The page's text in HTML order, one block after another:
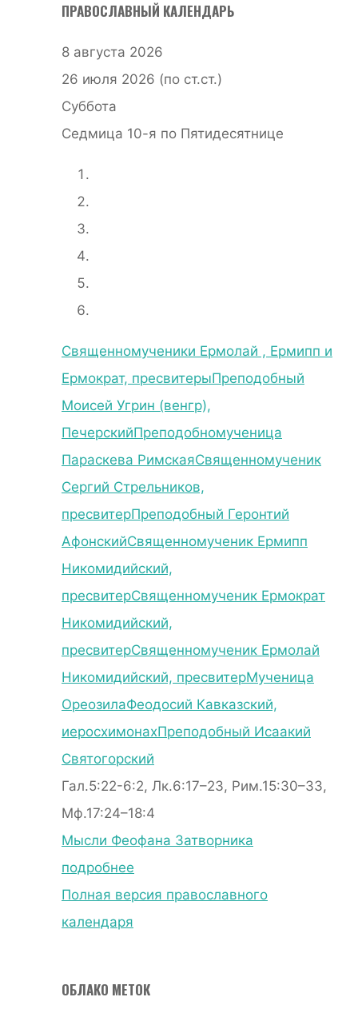
ПРАВОСЛАВНЫЙ КАЛЕНДАРЬ
8 августа 2026
26 июля 2026 (по ст.ст.)
Суббота
Седмица 10-я по Пятидесятнице
Священномученики Ермолай , Ермипп и
Ермократ, пресвитерыПреподобный
Моисей Угрин (венгр),
ПечерскийПреподобномученица
Параскева РимскаяСвященномученик
Сергий Стрельников,
пресвитерПреподобный Геронтий
АфонскийСвященномученик Ермипп
Никомидийский,
пресвитерСвященномученик Ермократ
Никомидийский,
пресвитерСвященномученик Ермолай
Никомидийский, пресвитерМученица
ОреозилаФеодосий Кавказский,
иеросхимонахПреподобный Исаакий
Святогорский
Гал.5:22-6:2, Лк.6:17–23, Рим.15:30–33,
Мф.17:24–18:4
Мысли Феофана Затворника
подробнее
Полная версия православного
календаря
ОБЛАКО МЕТОК